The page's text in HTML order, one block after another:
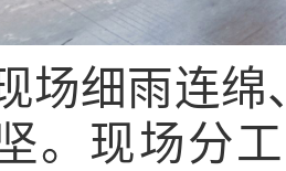
场细雨连
。现场分